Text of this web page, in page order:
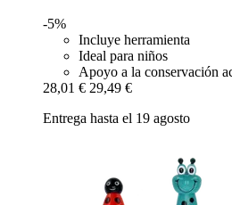
-5%
Incluye herramienta
Ideal para niños
Apoyo a la conservación
28,01 € 29,49 €
Entrega hasta el 19 agosto